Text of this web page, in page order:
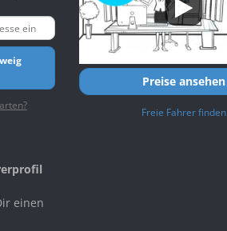
einen
Preise ansehen
Freie Fahrer finden